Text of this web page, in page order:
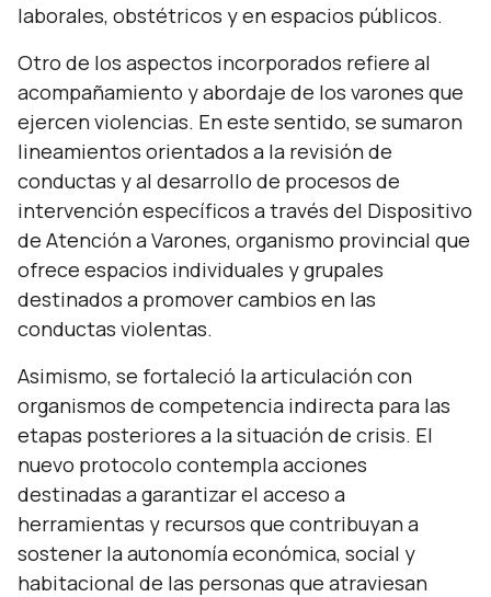
laborales, obstétricos y en espacios públicos.
Otro de los aspectos incorporados refiere al
acompañamiento y abordaje de los varones que
ejercen violencias. En este sentido, se sumaron
lineamientos orientados a la revisión de
conductas y al desarrollo de procesos de
intervención específicos a través del Dispositivo
de Atención a Varones, organismo provincial que
ofrece espacios individuales y grupales
destinados a promover cambios en las
conductas violentas.
Asimismo, se fortaleció la articulación con
organismos de competencia indirecta para las
etapas posteriores a la situación de crisis. El
nuevo protocolo contempla acciones
destinadas a garantizar el acceso a
herramientas y recursos que contribuyan a
sostener la autonomía económica, social y
habitacional de las personas que atraviesan